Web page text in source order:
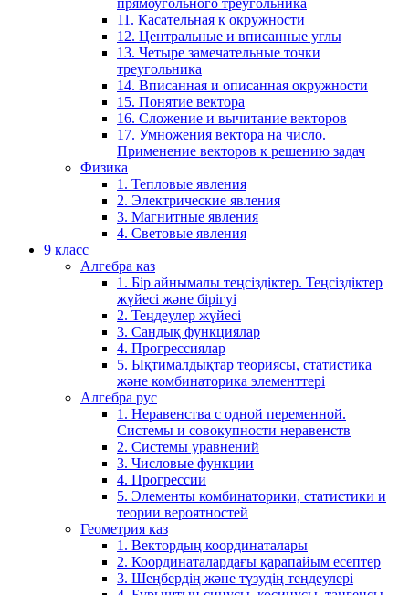
11. Касательная к окружности
12. Центральные и вписанные углы
13. Четыре замечательные точки
треугольника
14. Вписанная и описанная окружности
15. Понятие вектора
16. Сложение и вычитание векторов
17. Умножения вектора на число.
Применение векторов к решению задач
Физика
1. Тепловые явления
2. Электрические явления
3. Магнитные явления
4. Световые явления
9 класс
Алгебра каз
1. Бір айнымалы теңсіздіктер. Теңсіздіктер
жүйесі және бірігуі
2. Теңдеулер жүйесі
3. Сандық функциялар
4. Прогрессиялар
5. Ықтималдықтар теориясы, статистика
және комбинаторика элементтері
Алгебра рус
1. Неравенства с одной переменной.
Системы и совокупности неравенств
2. Системы уравнений
3. Числовые функции
4. Прогрессии
5. Элементы комбинаторики, статистики и
теории вероятностей
Геометрия каз
1. Вектордың координаталары
2. Координаталардағы қарапайым есептер
3. Шеңбердің және түзудің теңдеулері